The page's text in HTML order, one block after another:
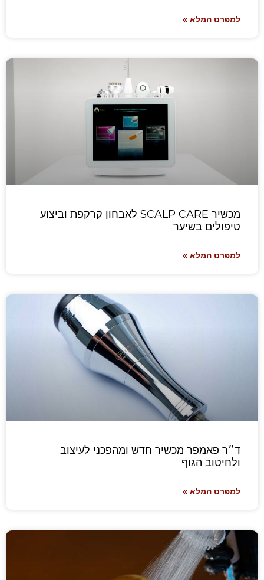
למפרט המלא »
מכשיר SCALP CARE לאבחון קרקפת וביצוע
טיפולים בשיער
למפרט המלא »
ד״ר פאמפר מכשיר חדש ומהפכני לעיצוב
ולחיטוב הגוף
למפרט המלא »